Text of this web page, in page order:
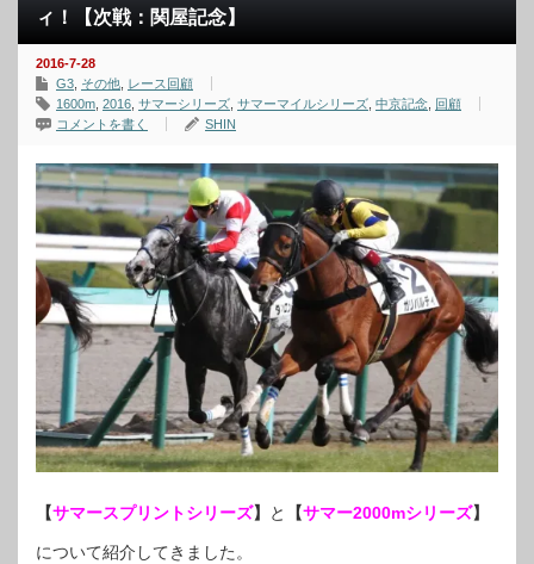
ィ！【次戦：関屋記念】
2016-7-28
G3 その他 レース回顧
1600m 2016 サマーシリーズ サマーマイルシリーズ 中京記念 回顧
コメントを書く
SHIN
【サマースプリントシリーズ】 と 【サマー2000mシリーズ】
について紹介してきました。